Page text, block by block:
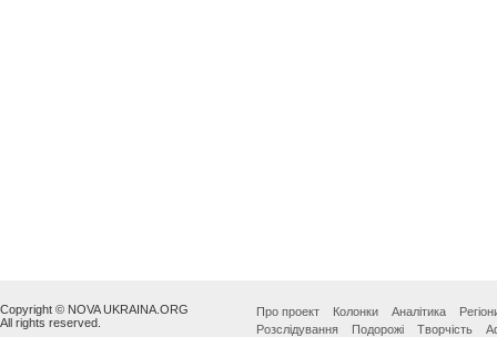
Copyright © NOVA UKRAINA.ORG
All rights reserved.
Про проект Колонки Аналітика
Розслідування
Подорожі Творчість